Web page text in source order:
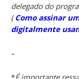
delegado do
(Como assinar
digitalmente
–
*É importante